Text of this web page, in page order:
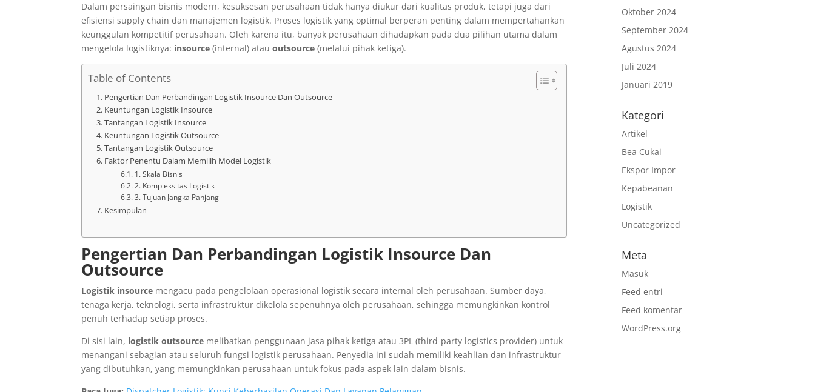
Dalam persaingan bisnis modern, kesuksesan perusahaan tidak hanya diukur dari kualitas produk, tetapi juga dari
efisiensi supply chain dan manajemen logistik. Proses logistik yang optimal berperan penting dalam mempertahankan
keunggulan kompetitif perusahaan. Oleh karena itu, banyak perusahaan dihadapkan pada dua pilihan utama dalam
mengelola logistiknya: insource (internal) atauoutsource (melalui pihak ketiga).
Table of Contents
Pengertian Dan Perbandingan Logistik Insource Dan Outsource
Keuntungan Logistik Insource
Tantangan Logistik Insource
Keuntungan Logistik Outsource
Tantangan Logistik Outsource
Faktor Penentu Dalam Memilih Model Logistik
1. Skala Bisnis
2. Kompleksitas Logistik
3. Tujuan Jangka Panjang
Kesimpulan
Pengertian Dan Perbandingan Logistik Insource Dan
Outsource
Logistik insource mengacu pada pengelolaan operasional logistik secara internal oleh perusahaan. Sumber daya,
tenaga kerja, teknologi, serta infrastruktur dikelola sepenuhnya oleh perusahaan, sehingga memungkinkan kontrol
penuh terhadap setiap proses.
Di sisi lain, logistik outsource melibatkan penggunaan jasa pihak ketiga atau 3PL (third-party logistics provider) untuk
menangani sebagian atau seluruh fungsi logistik perusahaan. Penyedia ini sudah memiliki keahlian dan infrastruktur
yang dibutuhkan, yang memungkinkan perusahaan untuk fokus pada aspek lain dalam bisnis.
Oktober 2024
September 2024
Agustus 2024
Juli 2024
Januari 2019
Kategori
Artikel
Bea Cukai
Ekspor Impor
Kepabeanan
Logistik
Uncategorized
Meta
Masuk
Feed entri
Feed komentar
WordPress.org